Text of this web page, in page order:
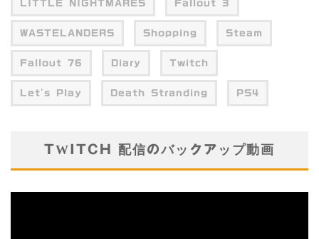
LITTLE NIGHTMARES Fallout 3
WASTELANDERS Shopping Steam
Fallout 76 Diary Twitch
Let's Play Death Stranding PS4
TWITCH 配信のバックアップ動画